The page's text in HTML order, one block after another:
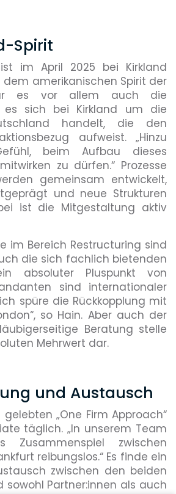
Spirit
im April 2025 bei Kirkland
amerikanischen Spirit der
es vor allem auch die
es sich bei Kirkland um die
handelt, die den
aufweist. „Hinzu
beim Aufbau dieses
zu dürfen.“ Prozesse
gemeinsam entwickelt,
und neue Strukturen
ist die Mitgestaltung aktiv
im Bereich Restructuring sind
die sich fachlich bietenden
absoluter Pluspunkt von
sind internationaler
spüre die Rückkopplung mit
so Hain. Aber auch der
Beratung stelle
Mehrwert dar.
und Austausch
„One Firm Approach“
täglich. „In unserem Team
Zusammenspiel zwischen
reibungslos.“ Es finde ein
zwischen den beiden
Partner:innen als auch